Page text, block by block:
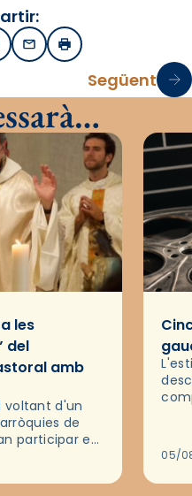
EmailImprimir
Següent
les
del
amb
voltant d'un
de
participar en
05/